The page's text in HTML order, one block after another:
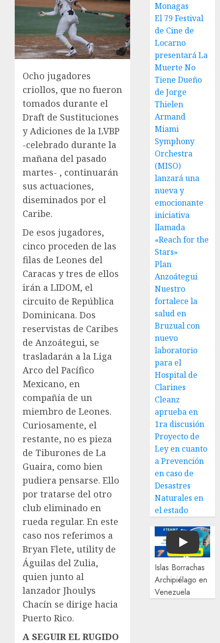
Ocho jugadores
criollos, que no fueron
tomados durante el
Draft de Sustituciones
y Adiciones de la LVBP
-celebrado durante la
mañana del pasado
martes- , continuarán
sus actuaciones,
diseminados por el
Caribe.
De esos jugadores,
cinco proceden de las
filas de Leones del
Caracas y tres de ellos
irán a LIDOM, el
circuito de República
Dominicana. Dos
reservistas de Caribes
de Anzoátegui, se
trasladarán a la Liga
Arco del Pacífico
Mexicano, en
compañía de un
miembro de Leones.
Curiosamente, el
restante, no es pieza
de Tiburones de La
Guaira, como bien
pudiera pensarse. Ello
por tratarse del otro
club eliminado en
rueda regular. En este
caso nos referimos a
Bryan Flete, utility de
Águilas del Zulia,
quien junto al
lanzador Jhoulys
Chacín se dirige hacia
Puerto Rico.
A SEGUIR EL RUGIDO
Monagas
El 79 Festival
de Cine de
Locarno
presentará La
Muerte No
Tiene Dueño
de Jorge
Thielen
Armand
Miami
Symphony
Orchestra
(MISO)
lanzará una
nueva y
emocionante
iniciativa
llamada
«Reach for the
Stars»
Plan
Anzoátegui
Nuestro
fortalece la
salud en
Bruzual con
nuevo
laboratorio
para el
Hospital de
Clarines
Cleanz
aprueba en
1ra discusión
Proyecto de
Ley en cuanto
a Prevención
en caso de
Desastres
Naturales en
el estado
Play
Islas Borrachas
Archipiélago en
Venezuela